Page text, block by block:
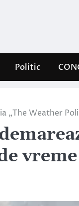
Politic
„The Weather